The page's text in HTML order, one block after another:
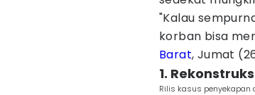
"Kalau
korban bisa
Barat, Jumat
1.
Rilis kasus penyekapan